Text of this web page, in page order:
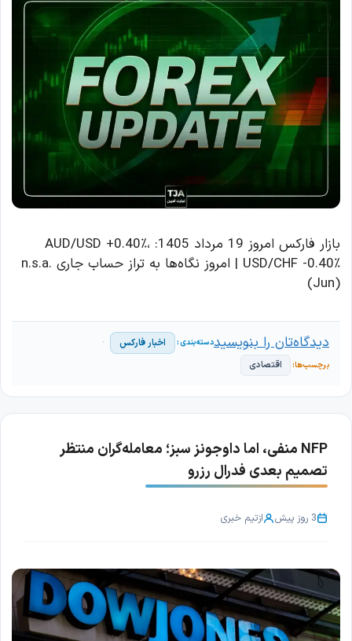
بازار فارکس امروز 19 مرداد 1405: AUD/USD +0.40٪،
USD/CHF -0.40٪ | امروز نگاه‌ها به تراز حساب جاری n.s.a.
(Jun)
اخبار فارکس
اقتصادی
دیدگاه‌تان را بنویسید
NFP منفی، اما داوجونز سبز؛ معامله‌گران منتظر
تصمیم بعدی فدرال رزرو
3 روز پیش ازتیم خبری